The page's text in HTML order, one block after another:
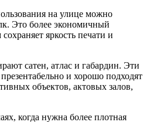
на улице можно
Это более экономичный
яркость печати и
сатен, атлас и габардин. Эти
и хорошо подходят
объектов, актовых залов,
когда нужна более плотная